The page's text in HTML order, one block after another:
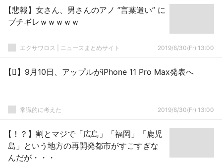
【悲報】女さん、男さんのアノ ”言葉遣い” に
ブチギレｗｗｗｗｗ
エクサワロス | ニュースまとめサイト 2019/8/30(Fr) 13:00
【】9月10日、アップルがiPhone 11 Pro Max発表へ
常識的に考えた 2019/8/30(Fr) 13:00
【！？】割とマジで「広島」「福岡」「鹿児
島」という地方の再開発都市がすごすぎな
んだが・・・